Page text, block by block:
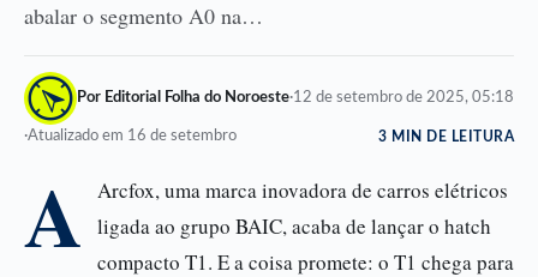
abalar o segmento A0 na…
Por Editorial Folha do Noroeste·12 de setembro de 2025, 05:18
·Atualizado em 16 de setembro 3 MIN DE LEITURA
A
Arcfox, uma marca inovadora de carros elétricos
ligada ao grupo BAIC, acaba de lançar o hatch
compacto T1. E a coisa promete: o T1 chega para